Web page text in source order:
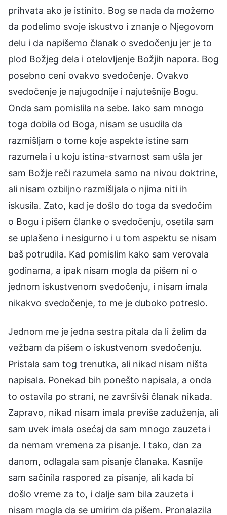
prihvata ako je istinito. Bog se nada da možemo
da podelimo svoje iskustvo i znanje o Njegovom
delu i da napišemo članak o svedočenju jer je to
plod Božjeg dela i otelovljenje Božjih napora. Bog
posebno ceni ovakvo svedočenje. Ovakvo
svedočenje je najugodnije i najutešnije Bogu.
Onda sam pomislila na sebe. Iako sam mnogo
toga dobila od Boga, nisam se usudila da
razmišljam o tome koje aspekte istine sam
razumela i u koju istina-stvarnost sam ušla jer
sam Božje reči razumela samo na nivou doktrine,
ali nisam ozbiljno razmišljala o njima niti ih
iskusila. Zato, kad je došlo do toga da svedočim
o Bogu i pišem članke o svedočenju, osetila sam
se uplašeno i nesigurno i u tom aspektu se nisam
baš potrudila. Kad pomislim kako sam verovala
godinama, a ipak nisam mogla da pišem ni o
jednom iskustvenom svedočenju, i nisam imala
nikakvo svedočenje, to me je duboko potreslo.
Jednom me je jedna sestra pitala da li želim da
vežbam da pišem o iskustvenom svedočenju.
Pristala sam tog trenutka, ali nikad nisam ništa
napisala. Ponekad bih ponešto napisala, a onda
to ostavila po strani, ne završivši članak nikada.
Zapravo, nikad nisam imala previše zaduženja, ali
sam uvek imala osećaj da sam mnogo zauzeta i
da nemam vremena za pisanje. I tako, dan za
danom, odlagala sam pisanje članaka. Kasnije
sam sačinila raspored za pisanje, ali kada bi
došlo vreme za to, i dalje sam bila zauzeta i
nisam mogla da se umirim da pišem. Pronalazila